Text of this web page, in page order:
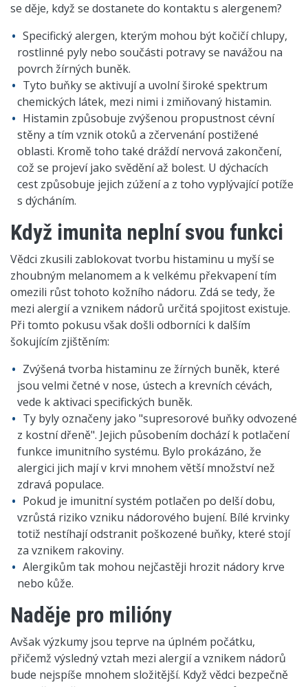
se děje, když se dostanete do kontaktu s alergenem?
Specifický alergen, kterým mohou být kočičí chlupy,
rostlinné pyly nebo součásti potravy se navážou na
povrch žírných buněk.
Tyto buňky se aktivují a uvolní široké spektrum
chemických látek, mezi nimi i zmiňovaný histamin.
Histamin způsobuje zvýšenou propustnost cévní
stěny a tím vznik otoků a zčervenání postižené
oblasti. Kromě toho také dráždí nervová zakončení,
což se projeví jako svědění až bolest. U dýchacích
cest způsobuje jejich zúžení a z toho vyplývající potíže
s dýcháním.
Když imunita neplní svou funkci
Vědci zkusili zablokovat tvorbu histaminu u myší se
zhoubným melanomem a k velkému překvapení tím
omezili růst tohoto kožního nádoru. Zdá se tedy, že
mezi alergií a vznikem nádorů určitá spojitost existuje.
Při tomto pokusu však došli odborníci k dalším
šokujícím zjištěním:
Zvýšená tvorba histaminu ze žírných buněk, které
jsou velmi četné v nose, ústech a krevních cévách,
vede k aktivaci specifických buněk.
Ty byly označeny jako "supresorové buňky odvozené
z kostní dřeně". Jejich působením dochází k potlačení
funkce imunitního systému. Bylo prokázáno, že
alergici jich mají v krvi mnohem větší množství než
zdravá populace.
Pokud je imunitní systém potlačen po delší dobu,
vzrůstá riziko vzniku nádorového bujení. Bílé krvinky
totiž nestíhají odstranit poškozené buňky, které stojí
za vznikem rakoviny.
Alergikům tak mohou nejčastěji hrozit nádory krve
nebo kůže.
Naděje pro milióny
Avšak výzkumy jsou teprve na úplném počátku,
přičemž výsledný vztah mezi alergií a vznikem nádorů
bude nejspíše mnohem složitější. Když vědci bezpečně